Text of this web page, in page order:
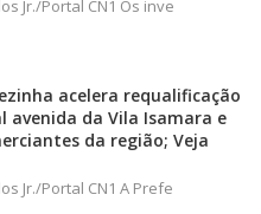
Jr./Portal CN1 Os inve
acelera requalificação
avenida da Vila Isamara e
da região; Veja
Jr./Portal CN1 A Prefe